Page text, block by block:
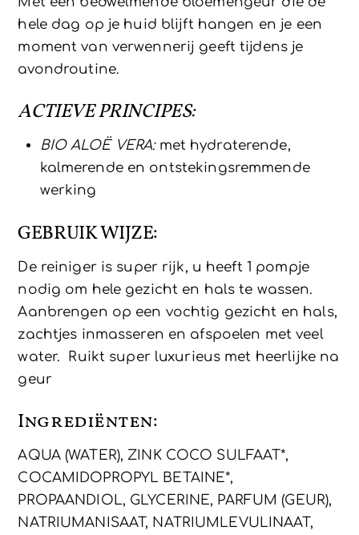
hele dag op je huid blijft hangen en je een
moment van verwennerij geeft tijdens je
avondroutine.
ACTIEVE PRINCIPES:
BIO ALOË VERA:met hydraterende,
kalmerende en ontstekingsremmende
werking
GEBRUIK WIJZE:
De reiniger is super rijk, u heeft 1 pompje
nodig om hele gezicht en hals te wassen.
Aanbrengen op een vochtig gezicht en hals,
zachtjes inmasseren en afspoelen met veel
water. Ruikt super luxurieus met heerlijke na
geur
Ingrediënten:
AQUA (WATER), ZINK COCO SULFAAT*,
COCAMIDOPROPYL BETAINE*,
PROPAANDIOL, GLYCERINE, PARFUM (GEUR),
NATRIUMANISAAT, NATRIUMLEVULINAAT,